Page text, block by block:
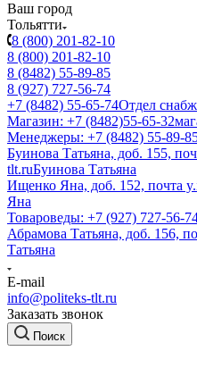
Ваш город
Тольятти
8 (800) 201-82-10
8 (800) 201-82-10
8 (8482) 55-89-85
8 (927) 727-56-74
+7 (8482) 55-65-74Отдел
Магазин: +7 (8482)55-65-32
Менеджеры: +7 (8482) 55-89-
Буинова Татьяна, доб. 155,
tlt.ruБуинова Татьяна
Ищенко Яна, доб. 152, почта
Яна
Товароведы: +7 (927) 727-56-
Абрамова Татьяна, доб. 156,
Татьяна
E-mail
info@politeks-tlt.ru
Заказать звонок
Поиск